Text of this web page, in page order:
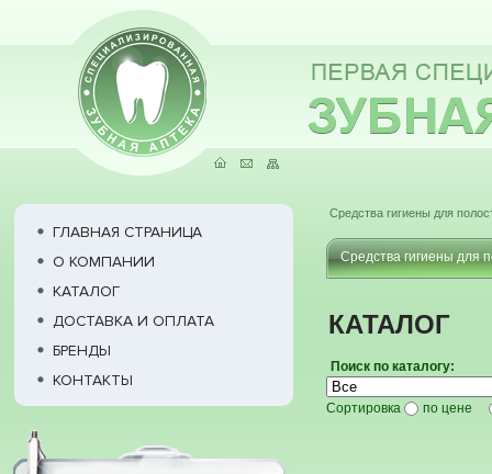
ГЛАВНАЯ СТРАНИЦА
О КОМПАНИИ
КАТАЛОГ
ДОСТАВКА И ОПЛАТА
БРЕНДЫ
КОНТАКТЫ
Средства гигиены для
Средства гигиены для
КАТАЛОГ
Поиск по каталогу:
Сортировка по цене